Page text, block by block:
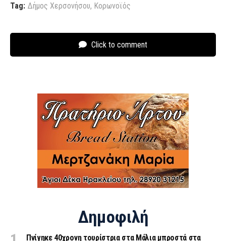
Tag: Δήμος Χερσονήσου, Κορωνοϊός
Click to comment
Δημοφιλή
Πνίγηκε 40χρονη τουρίστρια στα Μάλια μπροστά στα